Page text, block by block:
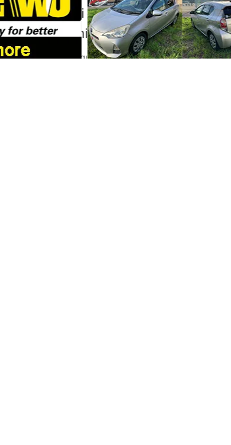
Isang lalaki ang nasawi matapos
ng paggamit ng baril ng pulisya sa
Portal Japan•August 6, 2026